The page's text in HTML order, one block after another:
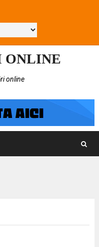
ONLINE
online